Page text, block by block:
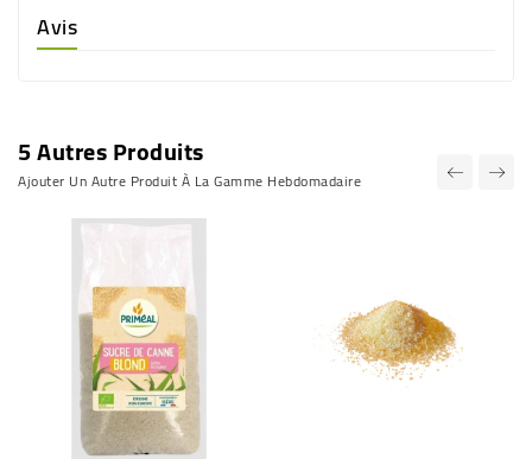
Avis
5 Autres Produits
Ajouter Un Autre Produit À La Gamme Hebdomadaire